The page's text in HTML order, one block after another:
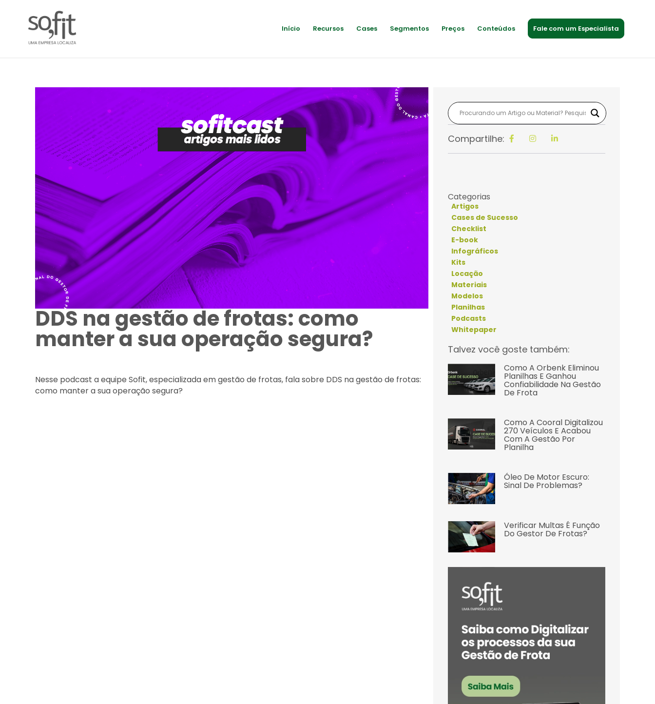
Início Recursos Cases Segmentos Preços Conteúdos Fale com um Especialista
DDS na gestão de frotas: como
manter a sua operação segura?
Nesse podcast a equipe Sofit, especializada em gestão de frotas, fala sobre DDS na gestão de frotas:
como manter a sua operação segura?
Compartilhe:
Categorias
Artigos
Cases de Sucesso
Checklist
E-book
Infográficos
Kits
Locação
Materiais
Modelos
Planilhas
Podcasts
Whitepaper
Talvez você goste também:
Como A Orbenk Eliminou
Planilhas E Ganhou
Confiabilidade Na Gestão
De Frota
Como A Cooral Digitalizou
270 Veículos E Acabou
Com A Gestão Por
Planilha
Óleo De Motor Escuro:
Sinal De Problemas?
Verificar Multas É Função
Do Gestor De Frotas?